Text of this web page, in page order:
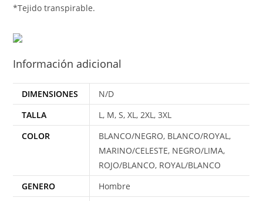
*Tejido transpirable.
Información adicional
DIMENSIONES
N/D
TALLA
L, M, S, XL, 2XL, 3XL
COLOR
BLANCO/NEGRO, BLANCO/ROYAL,
MARINO/CELESTE, NEGRO/LIMA,
ROJO/BLANCO, ROYAL/BLANCO
GENERO
Hombre